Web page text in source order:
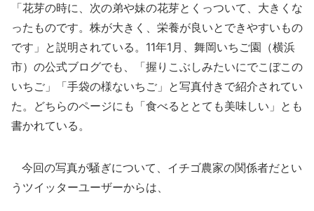
「花芽の時に、次の弟や妹の花芽とくっついて、大きくな
ったものです。株が大きく、栄養が良いとできやすいもの
です」と説明されている。11年1月、舞岡いちご園（横浜
市）の公式ブログでも、「握りこぶしみたいにでこぼこの
いちご」「手袋の様ないちご」と写真付きで紹介されてい
た。どちらのページにも「食べるととても美味しい」とも
書かれている。
今回の写真が騒ぎについて、イチゴ農家の関係者だとい
うツイッターユーザーからは、